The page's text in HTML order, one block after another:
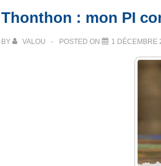
Thonthon : mon PI
BY VALOU POSTED ON 1 DÉCEMBRE